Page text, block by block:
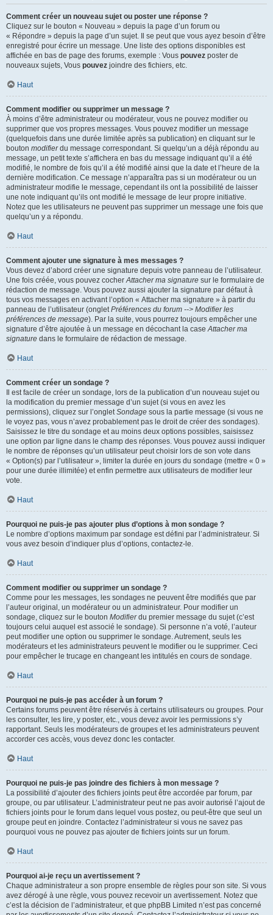
Comment créer un nouveau sujet ou poster une réponse ?
Cliquez sur le bouton « Nouveau » depuis la page d’un forum ou
« Répondre » depuis la page d’un sujet. Il se peut que vous ayez besoin d’être
enregistré pour écrire un message. Une liste des options disponibles est
affichée en bas de page des forums, exemple : Vous pouvez poster de
nouveaux sujets, Vous pouvez joindre des fichiers, etc.
Haut
Comment modifier ou supprimer un message ?
À moins d’être administrateur ou modérateur, vous ne pouvez modifier ou
supprimer que vos propres messages. Vous pouvez modifier un message
(quelquefois dans une durée limitée après sa publication) en cliquant sur le
bouton modifierdu message correspondant. Si quelqu’un a déjà répondu au
message, un petit texte s’affichera en bas du message indiquant qu’il a été
modifié, le nombre de fois qu’il a été modifié ainsi que la date et l’heure de la
dernière modification. Ce message n’apparaîtra pas si un modérateur ou un
administrateur modifie le message, cependant ils ont la possibilité de laisser
une note indiquant qu’ils ont modifié le message de leur propre initiative.
Notez que les utilisateurs ne peuvent pas supprimer un message une fois que
quelqu’un y a répondu.
Haut
Comment ajouter une signature à mes messages ?
Vous devez d’abord créer une signature depuis votre panneau de l’utilisateur.
Une fois créée, vous pouvez cocherAttacher ma signature sur le formulaire de
rédaction de message. Vous pouvez aussi ajouter la signature par défaut à
tous vos messages en activant l’option « Attacher ma signature » à partir du
panneau de l’utilisateur (ongletPréférences du forum --> Modifier les
préférences de message). Par la suite, vous pourrez toujours empêcher une
signature d’être ajoutée à un message en décochant la caseAttacher ma
signature dans le formulaire de rédaction de message.
Haut
Comment créer un sondage ?
Il est facile de créer un sondage, lors de la publication d’un nouveau sujet ou
la modification du premier message d’un sujet (si vous en avez les
permissions), cliquez sur l’ongletSondage sous la partie message (si vous ne
le voyez pas, vous n’avez probablement pas le droit de créer des sondages).
Saisissez le titre du sondage et au moins deux options possibles, saisissez
une option par ligne dans le champ des réponses. Vous pouvez aussi indiquer
le nombre de réponses qu’un utilisateur peut choisir lors de son vote dans
« Option(s) par l’utilisateur », limiter la durée en jours du sondage (mettre « 0 »
pour une durée illimitée) et enfin permettre aux utilisateurs de modifier leur
vote.
Haut
Pourquoi ne puis-je pas ajouter plus d’options à mon sondage ?
Le nombre d’options maximum par sondage est défini par l’administrateur. Si
vous avez besoin d’indiquer plus d’options, contactez-le.
Haut
Comment modifier ou supprimer un sondage ?
Comme pour les messages, les sondages ne peuvent être modifiés que par
l’auteur original, un modérateur ou un administrateur. Pour modifier un
sondage, cliquez sur le bouton Modifierdu premier message du sujet (c’est
toujours celui auquel est associé le sondage). Si personne n’a voté, l’auteur
peut modifier une option ou supprimer le sondage. Autrement, seuls les
modérateurs et les administrateurs peuvent le modifier ou le supprimer. Ceci
pour empêcher le trucage en changeant les intitulés en cours de sondage.
Haut
Pourquoi ne puis-je pas accéder à un forum ?
Certains forums peuvent être réservés à certains utilisateurs ou groupes. Pour
les consulter, les lire, y poster, etc., vous devez avoir les permissions s’y
rapportant. Seuls les modérateurs de groupes et les administrateurs peuvent
accorder ces accès, vous devez donc les contacter.
Haut
Pourquoi ne puis-je pas joindre des fichiers à mon message ?
La possibilité d’ajouter des fichiers joints peut être accordée par forum, par
groupe, ou par utilisateur. L’administrateur peut ne pas avoir autorisé l’ajout de
fichiers joints pour le forum dans lequel vous postez, ou peut-être que seul un
groupe peut en joindre. Contactez l’administrateur si vous ne savez pas
pourquoi vous ne pouvez pas ajouter de fichiers joints sur un forum.
Haut
Pourquoi ai-je reçu un avertissement ?
Chaque administrateur a son propre ensemble de règles pour son site. Si vous
avez dérogé à une règle, vous pouvez recevoir un avertissement. Notez que
c’est la décision de l’administrateur, et que phpBB Limited n’est pas concerné